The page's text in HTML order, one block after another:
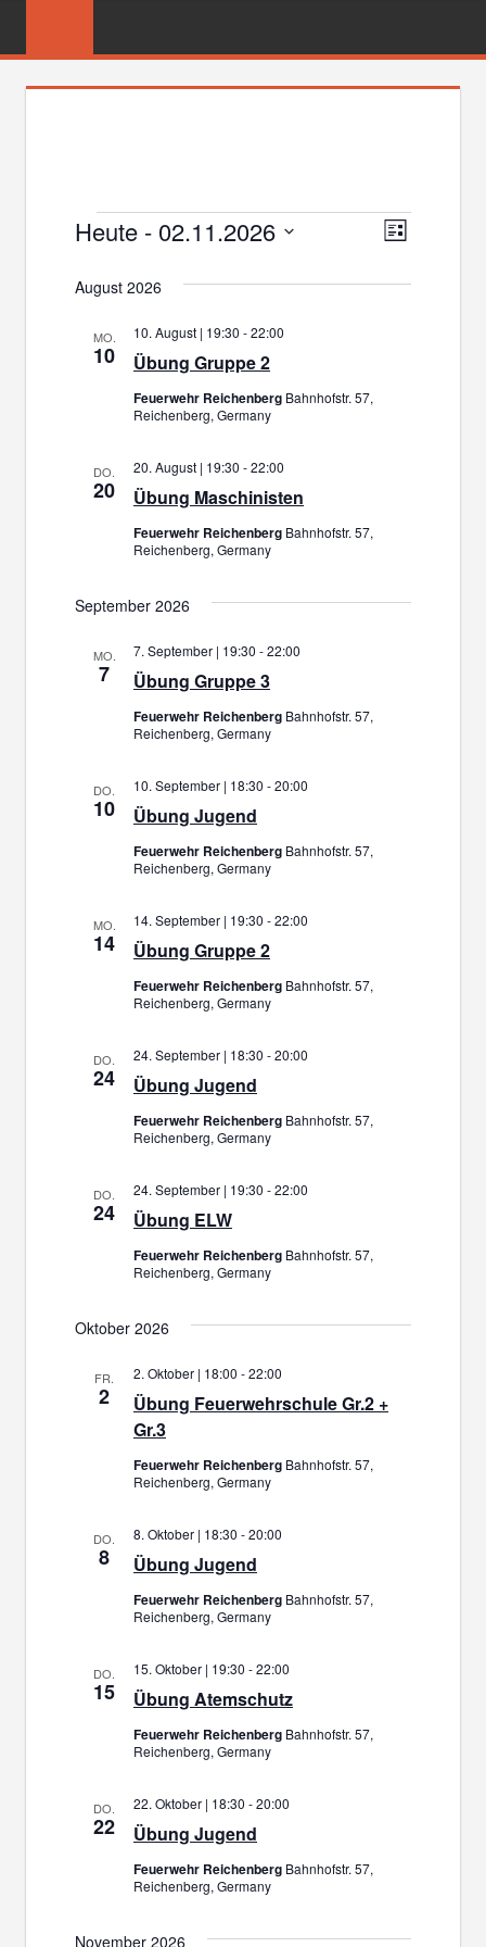
FEUERWEHR
Veranstaltungen Liste
Heute - 02.11.2026
wählen.
August 2026
MO.
10 Übung Gruppe 2
10. August | 19:30 -22:00
Feuerwehr Reichenberg Bahnhofstr. 57,
Reichenberg, Germany
DO.
20 Übung Maschinisten
20. August | 19:30 -22:00
Feuerwehr Reichenberg Bahnhofstr. 57,
Reichenberg, Germany
September 2026
MO.
7 Übung Gruppe 3
7. September | 19:30 -22:00
Feuerwehr Reichenberg Bahnhofstr. 57,
Reichenberg, Germany
DO.
10 Übung Jugend
10. September | 18:30 -20:00
Feuerwehr Reichenberg Bahnhofstr. 57,
Reichenberg, Germany
MO.
14 Übung Gruppe 2
14. September | 19:30 -22:00
Feuerwehr Reichenberg Bahnhofstr. 57,
Reichenberg, Germany
DO.
24 Übung Jugend
24. September | 18:30 -20:00
Feuerwehr Reichenberg Bahnhofstr. 57,
Reichenberg, Germany
DO.
24 Übung ELW
24. September | 19:30 -22:00
Feuerwehr Reichenberg Bahnhofstr. 57,
Reichenberg, Germany
Oktober 2026
FR.
2
Übung Feuerwehrschule Gr.2 +
Gr.3
2. Oktober | 18:00 -22:00
Feuerwehr Reichenberg Bahnhofstr. 57,
Reichenberg, Germany
DO.
8 Übung Jugend
8. Oktober | 18:30 -20:00
Feuerwehr Reichenberg Bahnhofstr. 57,
Reichenberg, Germany
DO.
15 Übung Atemschutz
15. Oktober | 19:30 -22:00
Feuerwehr Reichenberg Bahnhofstr. 57,
Reichenberg, Germany
DO.
22 Übung Jugend
22. Oktober | 18:30 -20:00
Feuerwehr Reichenberg Bahnhofstr. 57,
Reichenberg, Germany
November 2026